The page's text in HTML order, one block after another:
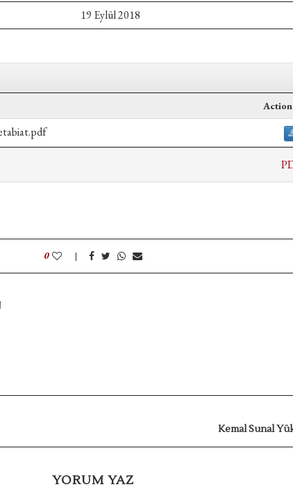
19 Eylül 2018
Action
0
Kemal Sunal
YORUM YAZ